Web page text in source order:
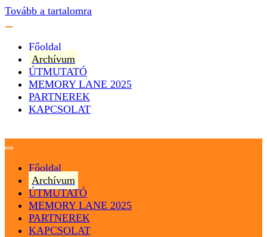
Tovább a tartalomra
Főoldal
Archívum
ÚTMUTATÓ
MEMORY LANE 2025
PARTNEREK
KAPCSOLAT
Magyar Hip Hop Archívum
Magyarország
Főoldal
Archívum
ÚTMUTATÓ
MEMORY LANE 2025
PARTNEREK
KAPCSOLAT